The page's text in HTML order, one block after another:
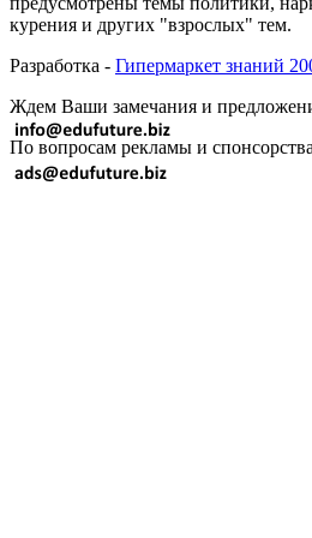
курения и других "взрослых" тем.
Разработка - Гипермаркет знаний
Ждем Ваши замечания и
По вопросам рекламы и